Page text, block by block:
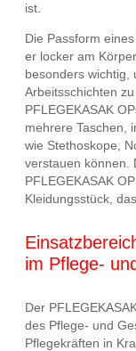
ist.
Die Passform
er locker am
besonders wichtig,
Arbeitsschichten
PFLEGEKASAK
mehrere Taschen,
wie Stethoskope,
verstauen können.
PFLEGEKASAK
Kleidungsstück,
im Pflege-
Der
des Pflege- und
Pflegekräften in